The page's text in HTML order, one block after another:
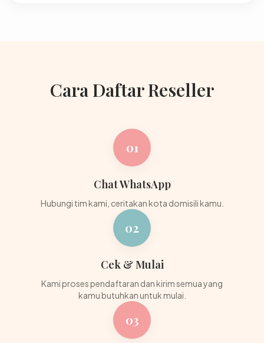
Cara Daftar Reseller
01
Chat WhatsApp
Hubungi tim kami, ceritakan kota domisili kamu.
02
Cek & Mulai
Kami proses pendaftaran dan kirim semua yang
kamu butuhkan untuk mulai.
03